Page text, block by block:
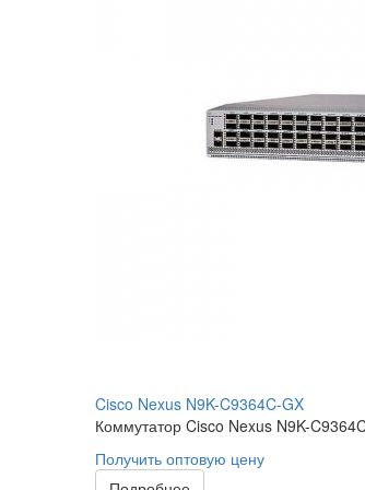
Cisco Nexus N9K-C9364C-GX
Коммутатор Cisco Nexus N9K-
Получить оптовую цену